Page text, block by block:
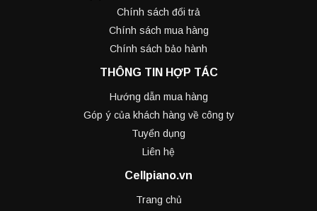
Chính sách đổi trả
Chính sách mua hàng
Chính sách bảo hành
THÔNG TIN HỢP TÁC
Hướng dẫn mua hàng
Góp ý của khách hàng về công ty
Tuyển dụng
Liên hệ
Cellpiano.vn
Trang chủ